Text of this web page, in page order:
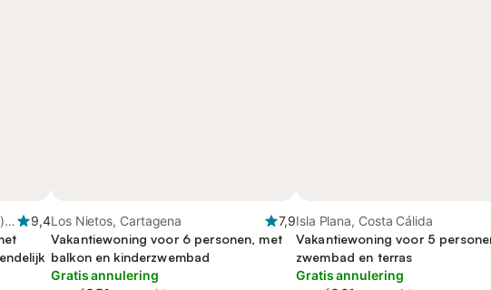
9,4Los Nietos, Cartagena
7,9
Vakantiewoning voor 6 personen, met
balkon en kinderzwembad
Gratis annulering
Isla Plana, Costa Cálida
Vakantiewoning voor 5
zwembad en terras
Gratis annulering